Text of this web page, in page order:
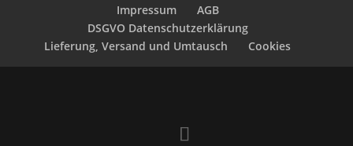
Impressum
AGB
DSGVO Datenschutzerklärung
Lieferung, Versand und Umtausch
Cookies